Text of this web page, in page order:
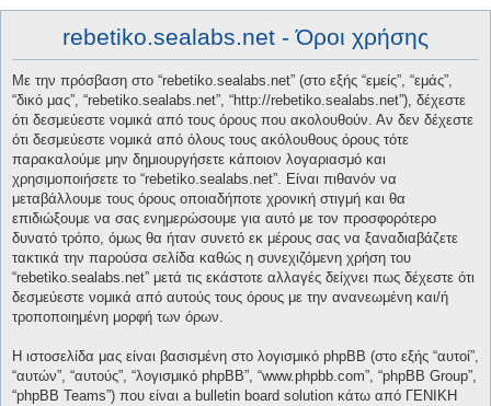
rebetiko.sealabs.net - Όροι χρήσης
Με την πρόσβαση στο “rebetiko.sealabs.net” (στο εξής “εμείς”, “εμάς”,
“δικό μας”, “rebetiko.sealabs.net”, “http://rebetiko.sealabs.net”), δέχεστε
ότι δεσμεύεστε νομικά από τους όρους που ακολουθούν. Αν δεν δέχεστε
ότι δεσμεύεστε νομικά από όλους τους ακόλουθους όρους τότε
παρακαλούμε μην δημιουργήσετε κάποιον λογαριασμό και
χρησιμοποιήσετε το “rebetiko.sealabs.net”. Είναι πιθανόν να
μεταβάλλουμε τους όρους οποιαδήποτε χρονική στιγμή και θα
επιδιώξουμε να σας ενημερώσουμε για αυτό με τον προσφορότερο
δυνατό τρόπο, όμως θα ήταν συνετό εκ μέρους σας να ξαναδιαβάζετε
τακτικά την παρούσα σελίδα καθώς η συνεχιζόμενη χρήση του
“rebetiko.sealabs.net” μετά τις εκάστοτε αλλαγές δείχνει πως δέχεστε ότι
δεσμεύεστε νομικά από αυτούς τους όρους με την ανανεωμένη και/ή
τροποποιημένη μορφή των όρων.
Η ιστοσελίδα μας είναι βασισμένη στο λογισμικό phpBB (στο εξής “αυτοί”,
“αυτών”, “αυτούς”, “λογισμικό phpBB”, “www.phpbb.com”, “phpBB Group”,
“phpBB Teams”) που είναι a bulletin board solution κάτω από ΓΕΝΙΚΗ